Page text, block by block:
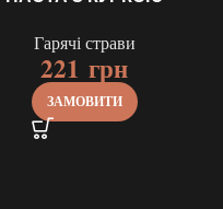
Гарячі страви
221 грн
ЗАМОВИТИ